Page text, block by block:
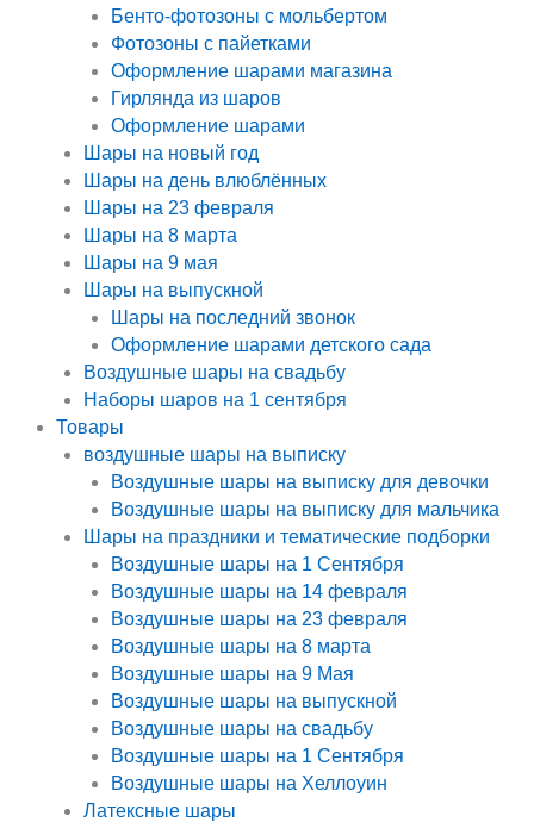
Бенто-фотозоны с мольбертом
Фотозоны с пайетками
Оформление шарами магазина
Гирлянда из шаров
Оформление шарами
Шары на новый год
Шары на день влюблённых
Шары на 23 февраля
Шары на 8 марта
Шары на 9 мая
Шары на выпускной
Шары на последний звонок
Оформление шарами детского сада
Воздушные шары на свадьбу
Наборы шаров на 1 сентября
Товары
воздушные шары на выписку
Воздушные шары на выписку для девочки
Воздушные шары на выписку для мальчика
Шары на праздники и тематические подборки
Воздушные шары на 1 Сентября
Воздушные шары на 14 февраля
Воздушные шары на 23 февраля
Воздушные шары на 8 марта
Воздушные шары на 9 Мая
Воздушные шары на выпускной
Воздушные шары на свадьбу
Воздушные шары на 1 Сентября
Воздушные шары на Хеллоуин
Латексные шары